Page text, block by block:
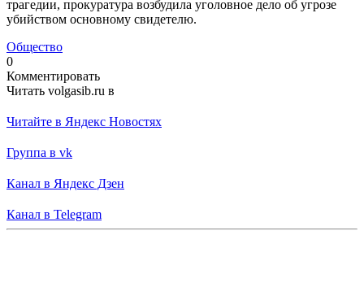
трагедии, прокуратура возбудила уголовное дело об угрозе
убийством основному свидетелю.
Общество
0
Комментировать
Читать volgasib.ru в
Читайте в Яндекс Новостях
Группа в vk
Канал в Яндекс Дзен
Канал в Telegram